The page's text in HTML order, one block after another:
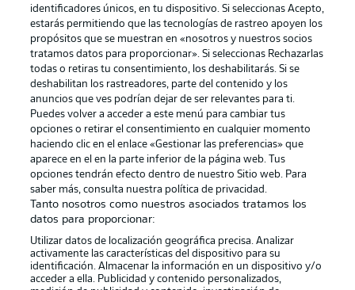
Publicidad Aviso legal
Gestionar las preferencias Declaracion de privacidad
Canales Trabajos
Jugadores Condiciones de uso
Sello Editorial Contacto
identificadores únicos, en tu dispositivo. Si seleccionas Acepto,
estarás permitiendo que las tecnologías de rastreo apoyen los
propósitos que se muestran en «nosotros y nuestros socios
tratamos datos para proporcionar». Si seleccionas Rechazarlas
todas o retiras tu consentimiento, los deshabilitarás. Si se
deshabilitan los rastreadores, parte del contenido y los
anuncios que ves podrían dejar de ser relevantes para ti.
Puedes volver a acceder a este menú para cambiar tus
opciones o retirar el consentimiento en cualquier momento
haciendo clic en el enlace «Gestionar las preferencias» que
aparece en el en la parte inferior de la página web. Tus
opciones tendrán efecto dentro de nuestro Sitio web. Para
saber más, consulta nuestra política de privacidad.
Tanto nosotros como nuestros asociados tratamos los
datos para proporcionar:
Utilizar datos de localización geográfica precisa. Analizar
activamente las características del dispositivo para su
identificación. Almacenar la información en un dispositivo y/o
acceder a ella. Publicidad y contenido personalizados,